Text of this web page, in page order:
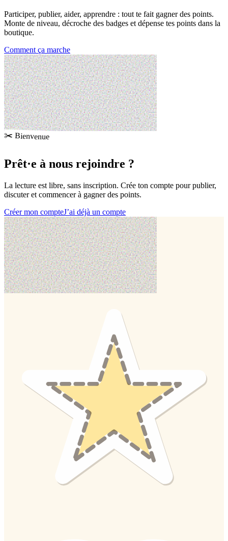
Participer, publier, aider, apprendre : tout te fait gagner des points.
Monte de niveau, décroche des badges et dépense tes points dans la
boutique.
Comment ça marche
✂️ Bienvenue
Prêt·e à nous rejoindre ?
La lecture est libre, sans inscription. Crée ton compte pour publier,
discuter et commencer à gagner des points.
Créer mon compteJ’ai déjà un compte